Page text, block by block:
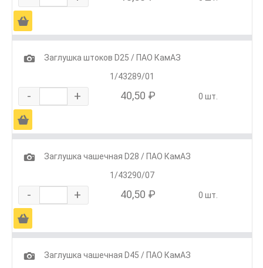
Ä
1
Заглушка штоков D25 / ПАО КамАЗ
1/43289/01
- + 40,50 ₽ 0 шт.
Ä
1
Заглушка чашечная D28 / ПАО КамАЗ
1/43290/07
- + 40,50 ₽ 0 шт.
Ä
1
Заглушка чашечная D45 / ПАО КамАЗ